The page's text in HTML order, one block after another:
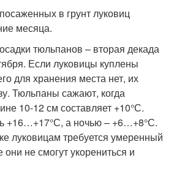
в грунт луковиц
месяца.
тюльпанов – вторая декада
Если луковицы куплены
для хранения места нет, их
Тюльпаны сажают, когда
10-12 см составляет +10°С.
+16…+17°С, а ночью – +6…+8°С.
луковицам требуется умеренный
не смогут укорениться и